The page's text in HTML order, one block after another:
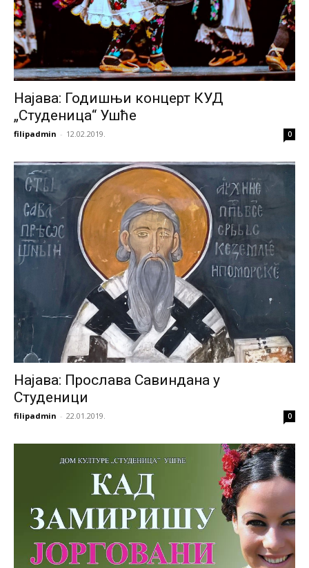
Најава: Годишњи концерт КУД
„Студеница“ Ушће
filipadmin - 12.02.2019. 0
Најава: Прослава Савиндана у
Студеници
filipadmin - 22.01.2019. 0